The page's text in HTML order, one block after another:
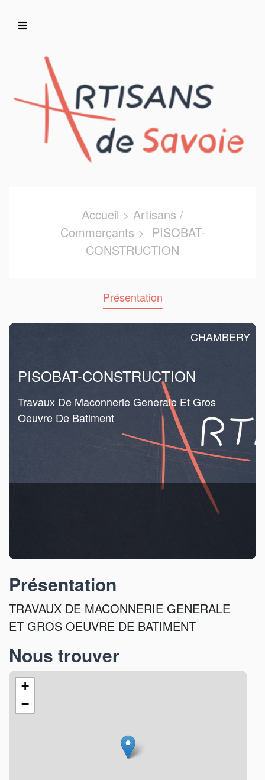
Accueil
Artisans/Commerçants
Accueil > Artisans /
Commerçants > PISOBAT-
CONSTRUCTION
Présentation
PISOBAT-CONSTRUCTION
Travaux De Maconnerie Generale Et Gros
Oeuvre De Batiment
CHAMBERY
Présentation
TRAVAUX DE MACONNERIE GENERALE
ET GROS OEUVRE DE BATIMENT
Nous trouver
+
−